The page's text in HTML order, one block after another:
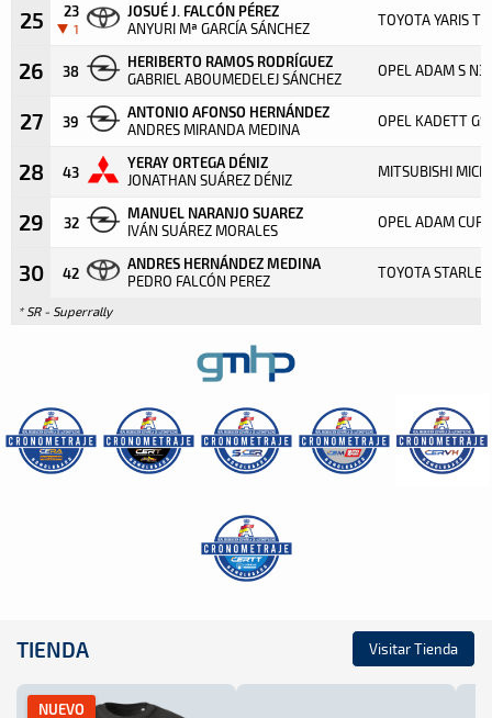
25 23
1
JOSUÉ J. FALCÓN PÉREZ
ANYURI Mª GARCÍA SÁNCHEZ TOYOTA YARIS T-
26 38
HERIBERTO RAMOS RODRÍGUEZ
GABRIEL ABOUMEDELEJ SÁNCHEZ OPEL ADAM S N3
27 39
ANTONIO AFONSO HERNÁNDEZ
ANDRES MIRANDA MEDINA OPEL KADETT GSI
28 43
YERAY ORTEGA DÉNIZ
JONATHAN SUÁREZ DÉNIZ MITSUBISHI
29 32
MANUEL NARANJO SUAREZ
IVÁN SUÁREZ MORALES OPEL ADAM CUP
30 42
ANDRES HERNÁNDEZ MEDINA
PEDRO FALCÓN PEREZ TOYOTA STARLET
* SR - Superrally
TIENDA Visitar Tienda
NUEVO